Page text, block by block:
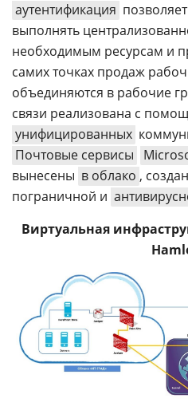
аутентификация
выполнять
необходимым ресурсам и
самих точках продаж
объединяются в рабочие
связи реализована с
унифицированных
Почтовые сервисы
вынесены в облако ,
пограничной и
Виртуальная